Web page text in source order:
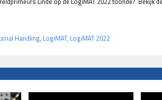
Handling, LogiMAT, LogiMAT 2022